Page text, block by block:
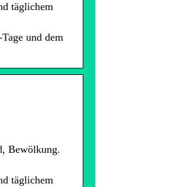
täglichem
und dem
Bewölkung.
täglichem